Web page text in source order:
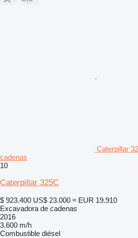
Caterpillar
cadenas
10
Caterpillar 325C
$ 923.400 US$ 23.000 ≈ EUR 19.910
Excavadora de cadenas
2016
3.600 m/h
Combustible diésel